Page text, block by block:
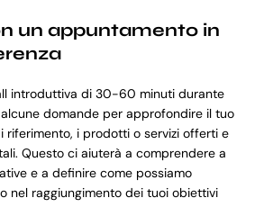
un appuntamento in
introduttiva di 30-60 minuti durante
domande per approfondire il tuo
riferimento, i prodotti o servizi offerti e
Questo ci aiuterà a comprendere a
e a definire come possiamo
nel raggiungimento dei tuoi obiettivi